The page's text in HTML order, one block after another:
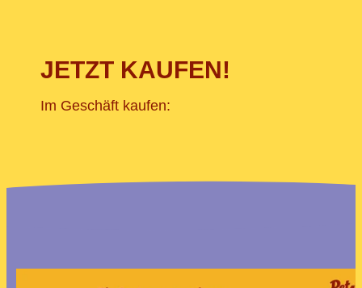
JETZT KAUFEN!
Im Geschäft kaufen: